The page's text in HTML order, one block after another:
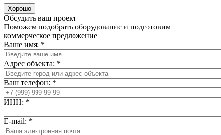
Хорошо
Обсудить ваш проект
Поможем подобрать оборудование и подготовим
коммерческое предложение
Ваше имя: *
Адрес объекта: *
Ваш телефон: *
ИНН: *
E-mail: *